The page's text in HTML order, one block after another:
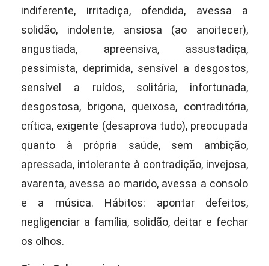
indiferente, irritadiça, ofendida, avessa a
solidão, indolente, ansiosa (ao anoitecer),
angustiada, apreensiva, assustadiça,
pessimista, deprimida, sensível a desgostos,
sensível a ruídos, solitária, infortunada,
desgostosa, brigona, queixosa, contraditória,
crítica, exigente (desaprova tudo), preocupada
quanto à própria saúde, sem ambição,
apressada, intolerante à contradição, invejosa,
avarenta, avessa ao marido, avessa a consolo
e a música. Hábitos: apontar defeitos,
negligenciar a família, solidão, deitar e fechar
os olhos.